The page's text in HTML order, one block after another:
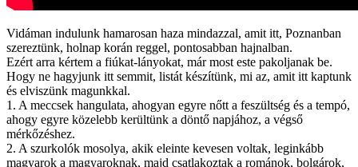
Vidáman indulunk hamarosan haza mindazzal, amit itt, Poznanban
szereztünk, holnap korán reggel, pontosabban hajnalban.
Ezért arra kértem a fiúkat-lányokat, már most este pakoljanak be.
Hogy ne hagyjunk itt semmit, listát készítünk, mi az, amit itt kaptunk
és elviszünk magunkkal.
1. A meccsek hangulata, ahogyan egyre nőtt a feszültség és a tempó,
ahogy egyre közelebb kerültünk a döntő napjához, a végső
mérkőzéshez.
2. A szurkolók mosolya, akik eleinte kevesen voltak, leginkább
magyarok a magyaroknak, majd csatlakoztak a románok, bolgárok,